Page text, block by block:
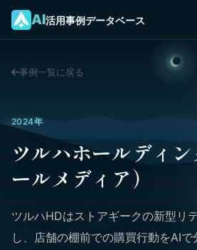
AI活用事例データベース
事例一覧に戻る
2024年
ツルハホールディ
ールメディア）
ツルハHDはストアギークの新型リ
し、店舗の棚前での購買行動をAI